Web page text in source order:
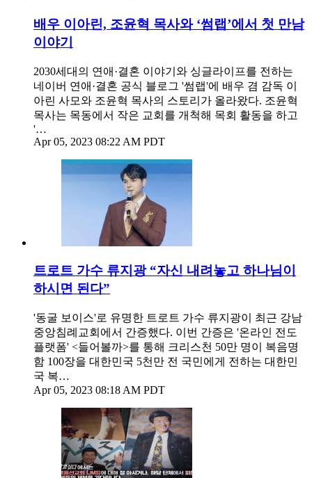
배우 이아린, 조윤혁 목사와 ‘썸랩’에서 첫 만남
이야기
2030세대의 연애·결혼 이야기와 싱글라이프를 전하는
네이버 연애·결혼 공식 블로그 '썸랩'에 배우 겸 감독 이
아린 사모와 조윤혁 목사의 스토리가 올라왔다. 조윤혁
목사는 목동에서 작은 교회를 개척해 목회 활동을 하고
'…
Apr 05, 2023 08:22 AM PDT
트로트 가수 류지광 “자신 내려놓고 하나님이
하시면 된다”
'동굴 보이스'로 유명한 트로트 가수 류지광이 최근 강남
중앙침례교회에서 간증했다. 이번 간증은 '온라인 전도
플랫폼' <들어볼까>를 통해 크리스천 50만 명이 복음명
함 100장을 대한민국 5천만 전 국민에게 전하는 대한민
국 복…
Apr 05, 2023 08:18 AM PDT